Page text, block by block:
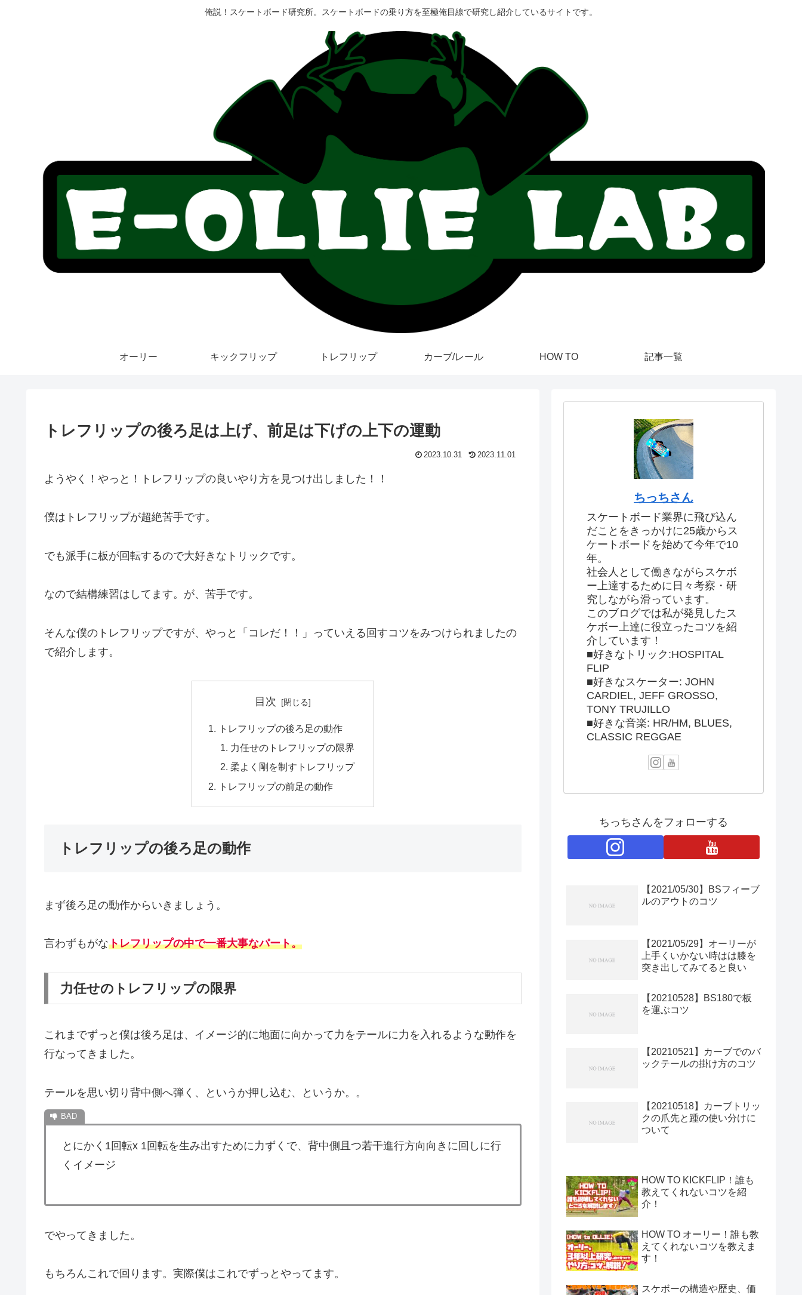
俺説！スケートボード研究所。スケートボードの乗り方を至極俺目線で研究し紹介しているサイトです。
オーリー キックフリップ トレフリップ カーブ/レール HOW TO 記事一覧
トレフリップの後ろ足は上げ、前足は下げの上下の運動
2023.10.31 2023.11.01
ようやく！やっと！トレフリップの良いやり方を見つけ出しました！！
僕はトレフリップが超絶苦手です。
でも派手に板が回転するので大好きなトリックです。
なので結構練習はしてます。が、苦手です。
そんな僕のトレフリップですが、やっと「コレだ！！」っていえる回すコツをみつけられましたの
で紹介します。
目次
トレフリップの後ろ足の動作
力任せのトレフリップの限界
柔よく剛を制すトレフリップ
トレフリップの前足の動作
トレフリップの後ろ足の動作
まず後ろ足の動作からいきましょう。
言わずもがなトレフリップの中で一番大事なパート。
力任せのトレフリップの限界
これまでずっと僕は後ろ足は、イメージ的に地面に向かって力をテールに力を入れるような動作を
行なってきました。
テールを思い切り背中側へ弾く、というか押し込む、というか。。
とにかく1回転x 1回転を生み出すために力ずくで、背中側且つ若干進行方向向きに回しに行
くイメージ
でやってきました。
もちろんこれで回ります。実際僕はこれでずっとやってます。
ちっちさん
スケートボード業界に飛び込ん
だことをきっかけに25歳からス
ケートボードを始めて今年で10
年。
社会人として働きながらスケボ
ー上達するために日々考察・研
究しながら滑っています。
このブログでは私が発見したス
ケボー上達に役立ったコツを紹
介しています！
■好きなトリック:HOSPITAL
FLIP
■好きなスケーター: JOHN
CARDIEL, JEFF GROSSO,
TONY TRUJILLO
■好きな音楽: HR/HM, BLUES,
CLASSIC REGGAE
ちっちさんをフォローする
【2021/05/30】BSフィーブ
ルのアウトのコツ
【2021/05/29】オーリーが
上手くいかない時はは膝を
突き出してみてると良い
【20210528】BS180で板
を運ぶコツ
【20210521】カーブでのバ
ックテールの掛け方のコツ
【20210518】カーブトリッ
クの爪先と踵の使い分けに
ついて
HOW TO KICKFLIP！誰も
教えてくれないコツを紹
介！
HOW TO オーリー！誰も教
えてくれないコツを教えま
す！
スケボーの構造や歴史、価